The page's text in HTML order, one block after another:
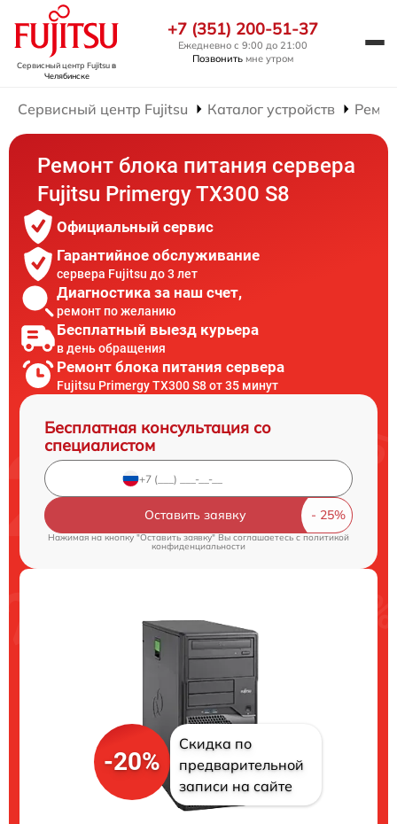
Сервисный центр Fujitsuв
Челябинске
+7 (351) 200-51-37
Ежедневно с 9:00 до 21:00
Позвонить мне утром
Сервисный центр Fujitsu Каталог устройств
Ремонт блока питания сервера
Fujitsu Primergy TX300 S8
Официальный сервис
Гарантийное обслуживание
сервера Fujitsu до 3 лет
Диагностика за наш счет,
ремонт по желанию
Бесплатный выезд курьера
в день обращения
Ремонт блока питания сервера
Fujitsu Primergy TX300 S8 от 35 минут
Бесплатная консультация со
специалистом
Оставить заявку
Нажимая на кнопку "Оставить заявку" Вы соглашаетесь cполитикой
конфиденциальности
-20%
Скидка по
предварительной
записи на сайте